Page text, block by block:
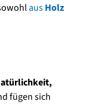
ausHolz
fügen sich